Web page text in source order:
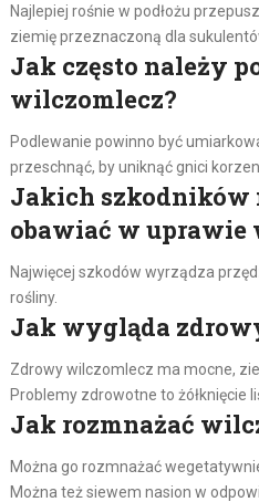
Najlepiej rośnie w podłożu
ziemię przeznaczoną dla
Jak często należy
wilczomlecz?
Podlewanie powinno być
przeschnąć, by uniknąć gnici
Jakich szkodników
obawiać w uprawie
Najwięcej szkodów wyrządza
rośliny.
Jak wygląda
Zdrowy wilczomlecz ma mocne,
Problemy zdrowotne to żółknięcie
Jak rozmnażać
Można go rozmnażać
Można też siewem nasion w